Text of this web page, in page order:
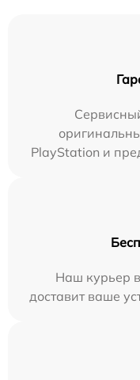
PlayStation и
Наш курьер
доставит ваше